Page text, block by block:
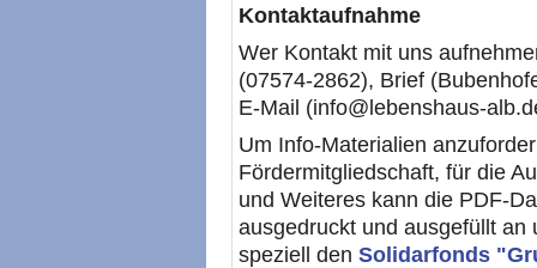
Kontaktaufnahme
Wer Kontakt mit uns
(07574-2862), Brief
E-Mail (info@lebenshaus-
Um Info-Materialien
Fördermitgliedschaft, für die
und Weiteres kann die PDF-
ausgedruckt und ausgefüllt
speziell den Solidarfonds